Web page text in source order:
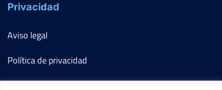
Privacidad
Aviso legal
Política de privacidad
Política de cookies